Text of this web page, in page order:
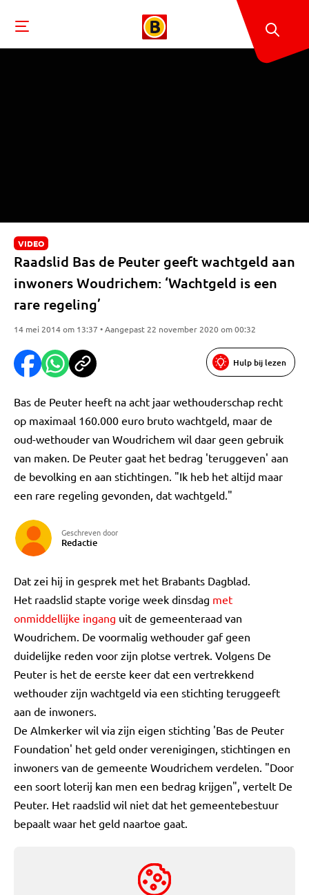
VIDEO
Raadslid Bas de Peuter geeft wachtgeld aan
inwoners Woudrichem: ‘Wachtgeld is een
rare regeling’
14 mei 2014 om 13:37 • Aangepast 22 november 2020 om 00:32
Hulp bij lezen
Bas de Peuter heeft na acht jaar wethouderschap recht
op maximaal 160.000 euro bruto wachtgeld, maar de
oud-wethouder van Woudrichem wil daar geen gebruik
van maken. De Peuter gaat het bedrag 'teruggeven' aan
de bevolking en aan stichtingen. "Ik heb het altijd maar
een rare regeling gevonden, dat wachtgeld."
Geschreven door
Redactie
Dat zei hij in gesprek met het Brabants Dagblad.
Het raadslid stapte vorige week dinsdag met
onmiddellijke ingang uit de gemeenteraad van
Woudrichem. De voormalig wethouder gaf geen
duidelijke reden voor zijn plotse vertrek. Volgens De
Peuter is het de eerste keer dat een vertrekkend
wethouder zijn wachtgeld via een stichting teruggeeft
aan de inwoners.
De Almkerker wil via zijn eigen stichting 'Bas de Peuter
Foundation' het geld onder verenigingen, stichtingen en
inwoners van de gemeente Woudrichem verdelen. "Door
een soort loterij kan men een bedrag krijgen", vertelt De
Peuter. Het raadslid wil niet dat het gemeentebestuur
bepaalt waar het geld naartoe gaat.